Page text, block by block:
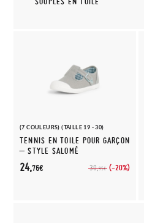
(7 COULEURS) (TAILLE 19 - 30)
TENNIS EN TOILE POUR GARÇON
– STYLE SALOMÉ
30,95€ (-20%)
24,76€